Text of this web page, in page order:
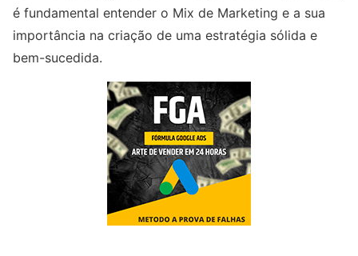
é fundamental entender o Mix de Marketing e a sua
importância na criação de uma estratégia sólida e
bem-sucedida.